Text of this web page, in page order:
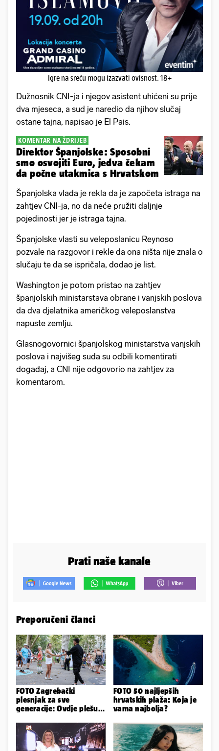
Igre na sreću mogu izazvati ovisnost. 18+
Dužnosnik CNI-ja i njegov asistent uhićeni su prije
dva mjeseca, a sud je naredio da njihov slučaj
ostane tajna, napisao je El Pais.
KOMENTAR NA ŽDRIJEB
Direktor Španjolske: Sposobni
smo osvojiti Euro, jedva čekam
da počne utakmica s Hrvatskom
Španjolska vlada je rekla da je započeta istraga na
zahtjev CNI-ja, no da neće pružiti daljnje
pojedinosti jer je istraga tajna.
Španjolske vlasti su veleposlanicu Reynoso
pozvale na razgovor i rekle da ona ništa nije znala o
slučaju te da se ispričala, dodao je list.
Washington je potom pristao na zahtjev
španjolskih ministarstava obrane i vanjskih poslova
da dva djelatnika američkog veleposlanstva
napuste zemlju.
Glasnogovornici španjolskog ministarstva vanjskih
poslova i najvišeg suda su odbili komentirati
događaj, a CNI nije odgovorio na zahtjev za
komentarom.
Prati naše kanale
Preporučeni članci
FOTO Zagrebački
plesnjak za sve
generacije: Ovdje plešu
FOTO 50 najljepših
hrvatskih plaža: Koja je
vama najbolja?